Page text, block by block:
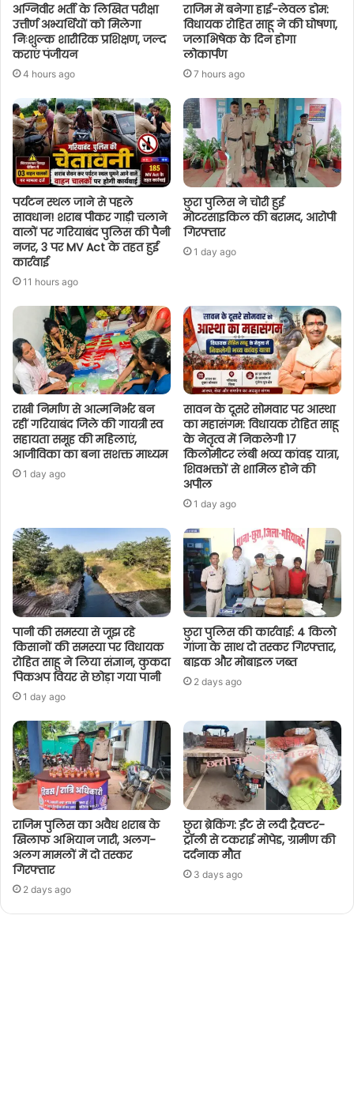
अग्निवीर भर्ती के लिखित परीक्षा
उत्तीर्ण अभ्यर्थियों को मिलेगा
निःशुल्क शारीरिक प्रशिक्षण, जल्द
कराएं पंजीयन
4 hours ago
राजिम में बनेगा हाई-लेवल डोम:
विधायक रोहित साहू ने की घोषणा,
जलाभिषेक के दिन होगा
लोकार्पण
7 hours ago
पर्यटन स्थल जाने से पहले
सावधान! शराब पीकर गाड़ी चलाने
वालों पर गरियाबंद पुलिस की पैनी
नजर, 3 पर MV Act के तहत हुई
कार्रवाई
11 hours ago
छुरा पुलिस ने चोरी हुई
मोटरसाइकिल की बरामद, आरोपी
गिरफ्तार
1 day ago
राखी निर्माण से आत्मनिर्भर बन
रहीं गरियाबंद जिले की गायत्री स्व
सहायता समूह की महिलाएं,
आजीविका का बना सशक्त माध्यम
1 day ago
सावन के दूसरे सोमवार पर आस्था
का महासंगम: विधायक रोहित साहू
के नेतृत्व में निकलेगी 17
किलोमीटर लंबी भव्य कांवड़ यात्रा,
शिवभक्तों से शामिल होने की
अपील
1 day ago
पानी की समस्या से जूझ रहे
किसानों की समस्या पर विधायक
रोहित साहू ने लिया संज्ञान, कुकदा
पिकअप वियर से छोड़ा गया पानी
1 day ago
छुरा पुलिस की कार्रवाई: 4 किलो
गांजा के साथ दो तस्कर गिरफ्तार,
बाइक और मोबाइल जब्त
2 days ago
राजिम पुलिस का अवैध शराब के
खिलाफ अभियान जारी, अलग-
अलग मामलों में दो तस्कर
गिरफ्तार
2 days ago
छुरा ब्रेकिंग: ईंट से लदी ट्रैक्टर-
ट्रॉली से टकराई मोपेड, ग्रामीण की
दर्दनाक मौत
3 days ago